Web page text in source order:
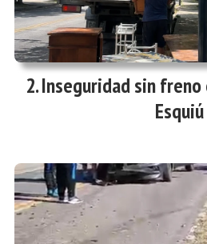
Inseguridad sin
Esquiú